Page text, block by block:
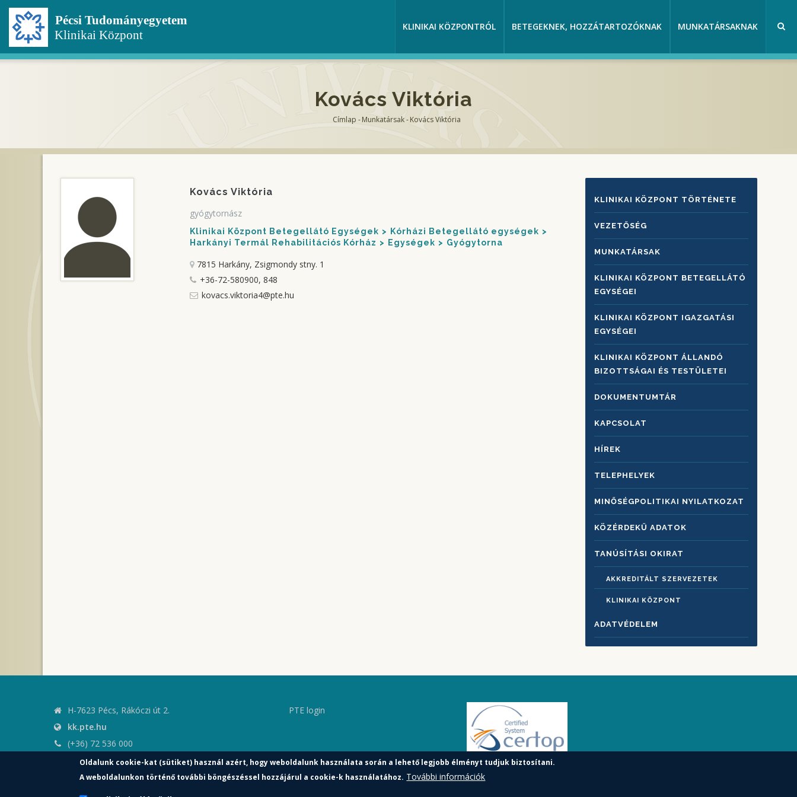
Ugrás
tartalomra
KLINIKAI KÖZPONTRÓL BETEGEKNEK, HOZZÁTARTOZÓKNAK MUNKATÁRSAKNAK
Kovács Viktória
Címlap -Munkatársak-Kovács Viktória
Kovács Viktória
gyógytornász
Klinikai Központ Betegellátó Egységek
Kórházi Betegellátó egységek
Harkányi Termál Rehabilitációs Kórház
Egységek Gyógytorna
7815 Harkány, Zsigmondy stny. 1
+36-72-580900, 848
kovacs.viktoria4@pte.hu
KLINIKAI
KÖZPONTRÓL
KLINIKAI KÖZPONT TÖRTÉNETE
VEZETŐSÉG
MUNKATÁRSAK
KLINIKAI KÖZPONT BETEGELLÁTÓ
EGYSÉGEI
KLINIKAI KÖZPONT IGAZGATÁSI
EGYSÉGEI
KLINIKAI KÖZPONT ÁLLANDÓ
BIZOTTSÁGAI ÉS TESTÜLETEI
DOKUMENTUMTÁR
KAPCSOLAT
HÍREK
TELEPHELYEK
MINŐSÉGPOLITIKAI NYILATKOZAT
KÖZÉRDEKŰ ADATOK
TANÚSÍTÁSI OKIRAT
AKKREDITÁLT SZERVEZETEK
KLINIKAI KÖZPONT
ADATVÉDELEM
H-7623 Pécs, Rákóczi út 2.
kk.pte.hu
(+36) 72 536 000
kk.elnoki.hivatal@pte.hu
pte.hu
PTE login
Oldalunk cookie-kat (sütiket) használ azért, hogy weboldalunk használata során a lehető legjobb élményt tudjuk biztosítani.
A weboldalunkon történő további böngészéssel hozzájárul a cookie-k használatához. További információk